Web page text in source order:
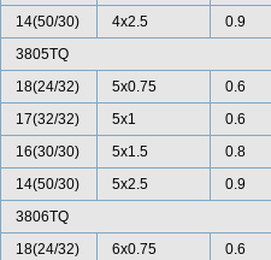
14(50/30)
4x2.5 0.9
3805TQ
18(24/32)
5x0.75 0.6
17(32/32)
5x1 0.6
16(30/30)
5x1.5 0.8
14(50/30)
5x2.5 0.9
3806TQ
18(24/32)
6x0.75 0.6